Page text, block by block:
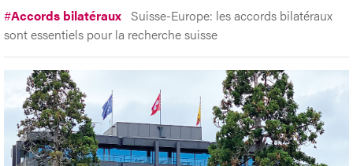
#Accords bilatéraux Suisse-Europe: les accords bilatéraux
sont essentiels pour la recherche suisse